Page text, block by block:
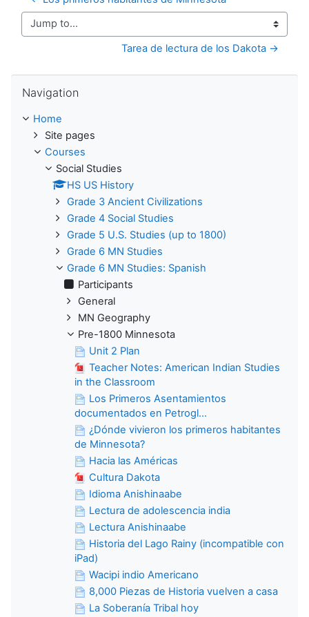
Jump to...
Tarea de lectura de los Dakota →
Navigation
Home
Site pages
Courses
Social Studies
HS US History
Grade 3 Ancient Civilizations
Grade 4 Social Studies
Grade 5 U.S. Studies (up to 1800)
Grade 6 MN Studies
Grade 6 MN Studies: Spanish
Participants
General
MN Geography
Pre-1800 Minnesota
Unit 2 Plan
Teacher Notes: American Indian Studies
in the Classroom
Los Primeros Asentamientos
documentados en Petrogl...
¿Dónde vivieron los primeros habitantes
de Minnesota?
Hacia las Américas
Cultura Dakota
Idioma Anishinaabe
Lectura de adolescencia india
Lectura Anishinaabe
Historia del Lago Rainy (incompatible con
iPad)
Wacipi indio Americano
8,000 Piezas de Historia vuelven a casa
La Soberanía Tribal hoy